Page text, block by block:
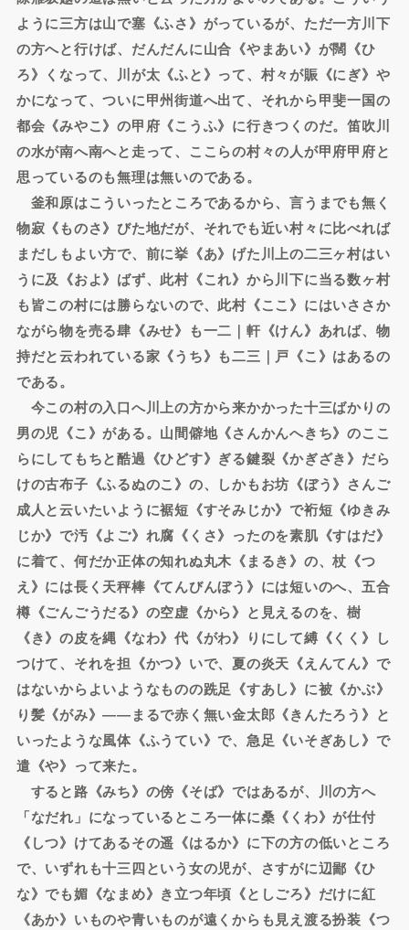
ように三方は山で塞《ふさ》がっているが、ただ一方川下
の方へと行けば、だんだんに山合《やまあい》が闊《ひ
ろ》くなって、川が太《ふと》って、村々が賑《にぎ》や
かになって、ついに甲州街道へ出て、それから甲斐一国の
都会《みやこ》の甲府《こうふ》に行きつくのだ。笛吹川
の水が南へ南へと走って、ここらの村々の人が甲府甲府と
思っているのも無理は無いのである。
釜和原はこういったところであるから、言うまでも無く
物寂《ものさ》びた地だが、それでも近い村々に比べれば
まだしもよい方で、前に挙《あ》げた川上の二三ヶ村はい
うに及《およ》ばず、此村《これ》から川下に当る数ヶ村
も皆この村には勝らないので、此村《ここ》にはいささか
ながら物を売る肆《みせ》も一二｜軒《けん》あれば、物
持だと云われている家《うち》も二三｜戸《こ》はあるの
である。
今この村の入口へ川上の方から来かかった十三ばかりの
男の児《こ》がある。山間僻地《さんかんへきち》のここ
らにしてもちと酷過《ひどす》ぎる鍵裂《かぎざき》だら
けの古布子《ふるぬのこ》の、しかもお坊《ぼう》さんご
成人と云いたいように裾短《すそみじか》で裄短《ゆきみ
じか》で汚《よご》れ腐《くさ》ったのを素肌《すはだ》
に着て、何だか正体の知れぬ丸木《まるき》の、杖《つ
え》には長く天秤棒《てんびんぼう》には短いのへ、五合
樽《ごんごうだる》の空虚《から》と見えるのを、樹
《き》の皮を縄《なわ》代《がわ》りにして縛《くく》し
つけて、それを担《かつ》いで、夏の炎天《えんてん》で
はないからよいようなものの跣足《すあし》に被《かぶ》
り髪《がみ》――まるで赤く無い金太郎《きんたろう》と
いったような風体《ふうてい》で、急足《いそぎあし》で
遣《や》って来た。
すると路《みち》の傍《そば》ではあるが、川の方へ
「なだれ」になっているところ一体に桑《くわ》が仕付
《しつ》けてあるその遥《はるか》に下の方の低いところ
で、いずれも十三四という女の児が、さすがに辺鄙《ひ
な》でも媚《なまめ》き立つ年頃《としごろ》だけに紅
《あか》いものや青いものが遠くからも見え渡る扮装《つ